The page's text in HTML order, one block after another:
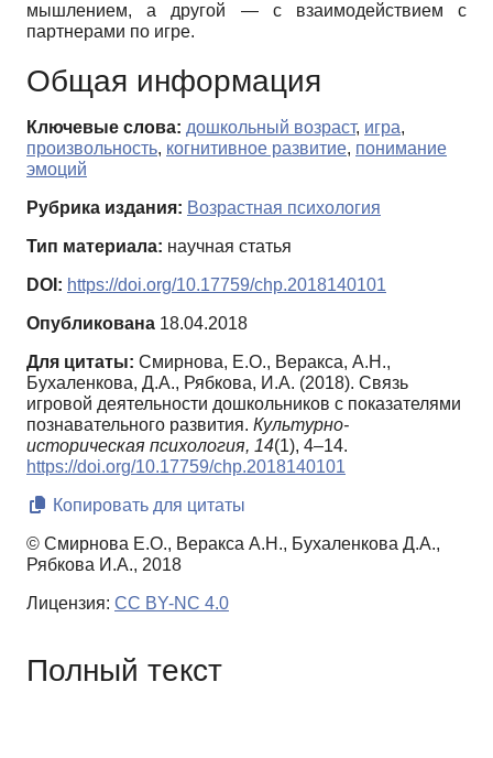
мышлением, а другой — с взаимодействием с
партнерами по игре.
Общая информация
Ключевые слова: дошкольный возраст, игра,
произвольность, когнитивное развитие, понимание
эмоций
Рубрика издания: Возрастная психология
Тип материала: научная статья
DOI: https://doi.org/10.17759/chp.2018140101
Опубликована 18.04.2018
Для цитаты: Смирнова, Е.О., Веракса, А.Н.,
Бухаленкова, Д.А., Рябкова, И.А. (2018). Связь
игровой деятельности дошкольников с показателями
познавательного развития. Культурно-
историческая психология, 14(1), 4–14.
https://doi.org/10.17759/chp.2018140101
Копировать для цитаты
© Смирнова Е.О., Веракса А.Н., Бухаленкова Д.А.,
Рябкова И.А., 2018
Лицензия: CC BY-NC 4.0
Полный текст